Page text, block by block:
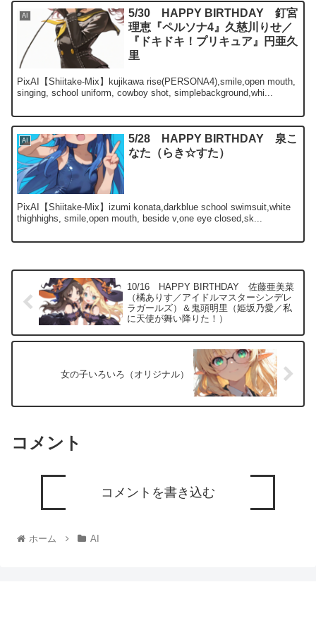
AI
5/30 HAPPY BIRTHDAY 釘宮
理恵『ペルソナ4』久慈川りせ／
『ドキドキ！プリキュア』円亜久
里
PixAI【Shiitake-Mix】kujikawa rise(PERSONA4),smile,open mouth,
singing, school uniform, cowboy shot, simplebackground,whi...
AI
5/28 HAPPY BIRTHDAY 泉こ
なた（らき☆すた）
PixAI【Shiitake-Mix】izumi konata,darkblue school swimsuit,white
thighhighs, smile,open mouth, beside v,one eye closed,sk...
10/16 HAPPY BIRTHDAY 佐藤亜美菜
（橘ありす／アイドルマスターシンデレ
ラガールズ）＆鬼頭明里（姫坂乃愛／私
に天使が舞い降りた！）
女の子いろいろ（オリジナル）
コメント
コメントを書き込む
ホーム AI